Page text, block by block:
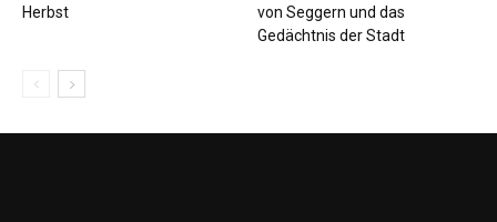
Herbst
von Seggern und das
Gedächtnis der Stadt